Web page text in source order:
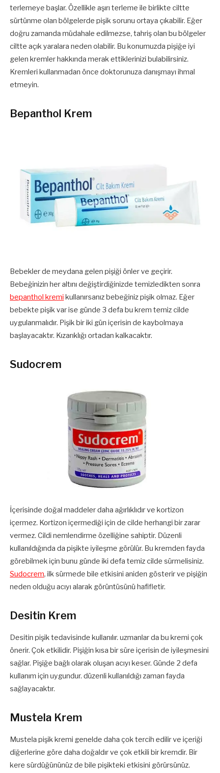
terlemeye başlar. Özellikle aşırı terleme ile birlikte ciltte
sürtünme olan bölgelerde pişik sorunu ortaya çıkabilir. Eğer
doğru zamanda müdahale edilmezse, tahriş olan bu bölgeler
ciltte açık yaralara neden olabilir. Bu konumuzda pişiğe iyi
gelen kremler hakkında merak ettiklerinizi bulabilirsiniz.
Kremleri kullanmadan önce doktorunuza danışmayı ihmal
etmeyin.
Bepanthol Krem
Bebekler de meydana gelen pişiği önler ve geçirir.
Bebeğinizin her altını değiştirdiğinizde temizledikten sonra
bepanthol kremi kullanırsanız bebeğiniz pişik olmaz. Eğer
bebekte pişik var ise günde 3 defa bu krem temiz cilde
uygulanmalıdır. Pişik bir iki gün içerisin de kaybolmaya
başlayacaktır. Kızarıklığı ortadan kalkacaktır.
Sudocrem
İçerisinde doğal maddeler daha ağırlıklıdır ve kortizon
içermez. Kortizon içermediği için de cilde herhangi bir zarar
vermez. Cildi nemlendirme özelliğine sahiptir. Düzenli
kullanıldığında da pişikte iyileşme görülür. Bu kremden fayda
görebilmek için bunu günde iki defa temiz cilde sürmelisiniz.
Sudocrem, ilk sürmede bile etkisini aniden gösterir ve pişiğin
neden olduğu acıyı alarak görüntüsünü hafifletir.
Desitin Krem
Desitin pişik tedavisinde kullanılır. uzmanlar da bu kremi çok
önerir. Çok etkilidir. Pişiğin kısa bir süre içerisin de iyileşmesini
sağlar. Pişiğe bağlı olarak oluşan acıyı keser. Günde 2 defa
kullanım için uygundur. düzenli kullanıldığı zaman fayda
sağlayacaktır.
Mustela Krem
Mustela pişik kremi genelde daha çok tercih edilir ve içeriği
diğerlerine göre daha doğaldır ve çok etkili bir kremdir. Bir
kere sürdüğününüz de bile pişikteki etkisini görürsünüz.